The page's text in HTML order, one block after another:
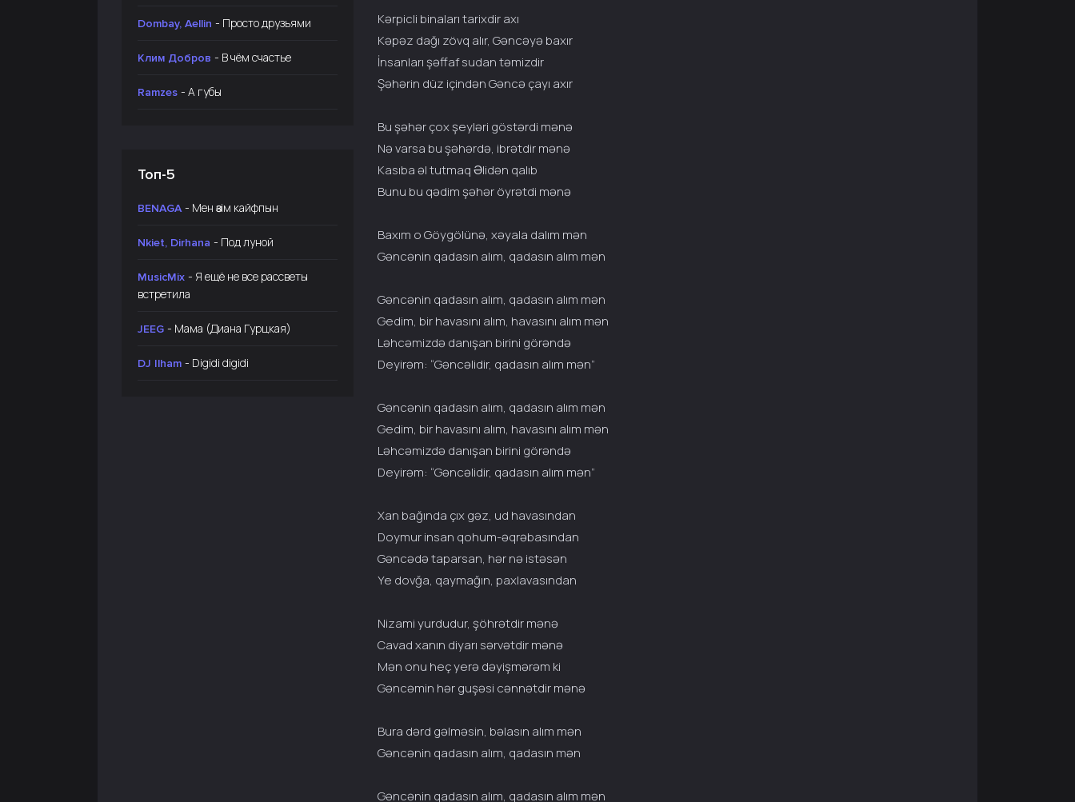
Dombay, Aellin - Просто друзьями
Клим Добров - В чём счастье
Ramzes - А губы
Топ-5
BENAGA - Мен өзім кайфпын
Nkiet, Dirhana - Под луной
MusicMix - Я ещё не все рассветы
встретила
JEEG - Мама (Диана Гурцкая)
DJ Ilham - Digidi digidi
Kərpicli binaları tarixdir axı
Kəpəz dağı zövq alır, Gəncəyə baxır
İnsanları şəffaf sudan təmizdir
Şəhərin düz içindən Gəncə çayı axır
Bu şəhər çox şeyləri göstərdi mənə
Nə varsa bu şəhərdə, ibrətdir mənə
Kasıba əl tutmaq Əlidən qalıb
Bunu bu qədim şəhər öyrətdi mənə
Baxım o Göygölünə, xəyala dalım mən
Gəncənin qadasın alım, qadasın alım mən
Gəncənin qadasın alım, qadasın alım mən
Gedim, bir havasını alım, havasını alım mən
Ləhcəmizdə danışan birini görəndə
Deyirəm: “Gəncəlidir, qadasın alım mən”
Gəncənin qadasın alım, qadasın alım mən
Gedim, bir havasını alım, havasını alım mən
Ləhcəmizdə danışan birini görəndə
Deyirəm: “Gəncəlidir, qadasın alım mən”
Xan bağında çıx gəz, ud havasından
Doymur insan qohum-əqrəbasından
Gəncədə taparsan, hər nə istəsən
Ye dovğa, qaymağın, paxlavasından
Nizami yurdudur, şöhrətdir mənə
Cavad xanın diyarı sərvətdir mənə
Mən onu heç yerə dəyişmərəm ki
Gəncəmin hər guşəsi cənnətdir mənə
Bura dərd gəlməsin, bəlasın alım mən
Gəncənin qadasın alım, qadasın mən
Gəncənin qadasın alım, qadasın alım mən